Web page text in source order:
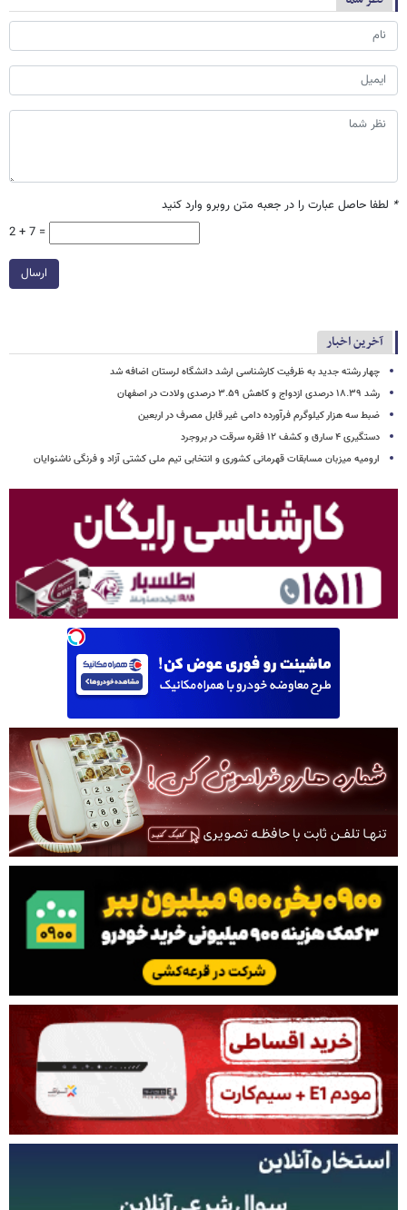
* لطفا حاصل عبارت را در جعبه متن روبرو وارد کنید
2 + 7 =
ارسال
آخرین اخبار
چهار رشته جدید به ظرفیت کارشناسی ارشد دانشگاه لرستان اضافه شد
رشد ۱۸.۳۹ درصدی ازدواج و کاهش ۳.۵۹ درصدی ولادت در اصفهان
ضبط سه هزار کیلوگرم فرآورده دامی غیر قابل مصرف در اربعین
دستگیری ۴ سارق و کشف ۱۲ فقره سرقت در بروجرد
ارومیه میزبان مسابقات قهرمانی کشوری و انتخابی تیم ملی کشتی آزاد و فرنگی ناشنوایان